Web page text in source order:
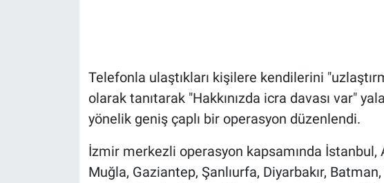
Telefonla ulaştıkları kişilere kendilerini
olarak tanıtarak "Hakkınızda icra davası var"
yönelik geniş çaplı bir operasyon düzenlendi.
İzmir merkezli operasyon kapsamında İstanbul,
Muğla, Gaziantep, Şanlıurfa, Diyarbakır,
Günün görüntüsü